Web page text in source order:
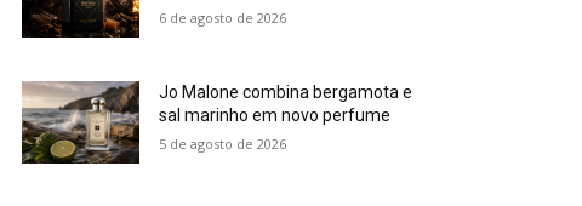
6 de agosto de 2026
Jo Malone combina bergamota e
sal marinho em novo perfume
5 de agosto de 2026